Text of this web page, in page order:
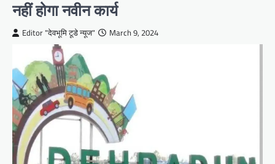
नहीं होगा नवीन कार्य
Editor "देवभूमि टूडे न्यूज" March 9, 2024